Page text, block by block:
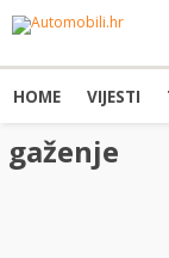
HOME VIJESTI
gaženje